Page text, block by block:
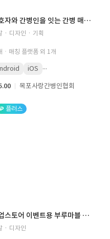
보호자와 간병인을 잇는 간병 매칭 플랫폼 개발
· 디자인 · 기획
ㆍ매칭 플랫폼 외 1개
iOS ...
목포사랑간병인협회
플러스
팝업스토어 이벤트용 부루마블 웹 게임 개발
· 디자인